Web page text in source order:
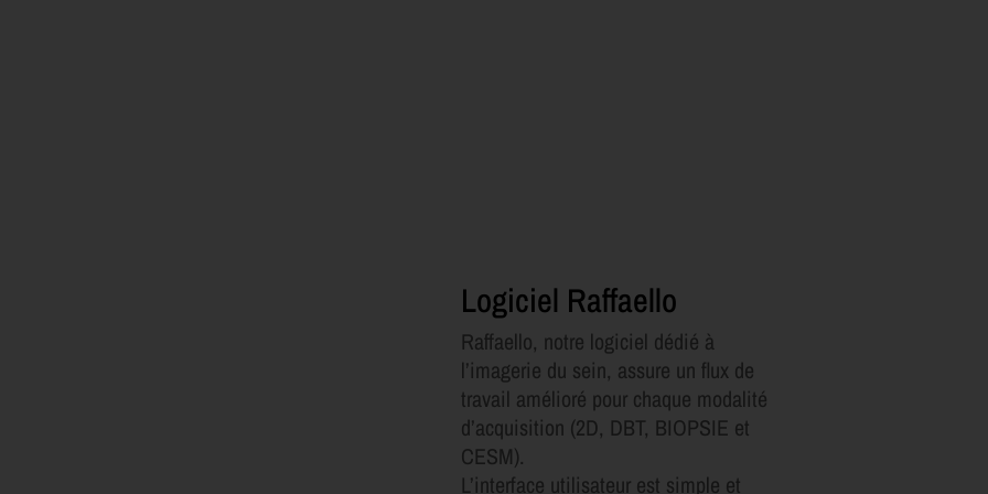
Logiciel Raffaello
Raffaello, notre logiciel dédié à
l’imagerie du sein, assure un flux de
travail amélioré pour chaque modalité
d’acquisition (2D, DBT, BIOPSIE et
CESM).
L’interface utilisateur est simple et